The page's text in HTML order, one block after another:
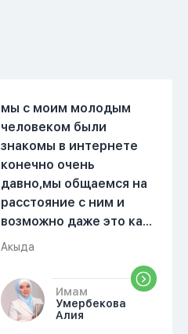
мы с моим молодым
человеком были
знакомы в интернете
конечно очень
давно,мы общаемся на
расстояние с ним и
возможно даже это как
то помешало,знаю о 17
прочитать два раза
истихар намаз,первый
раз я прочитала до
Акыда
Имам
Умербекова
Алия